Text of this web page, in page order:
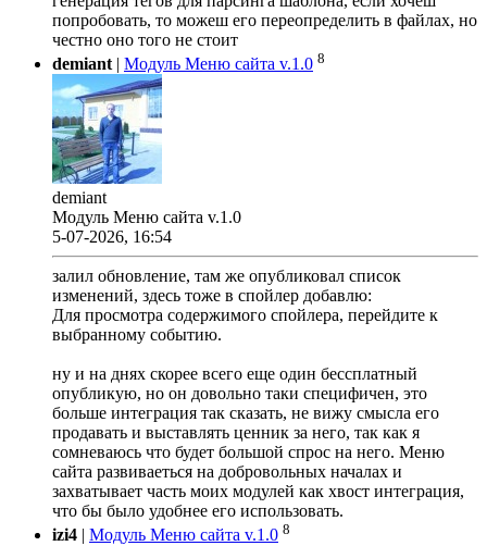
попробовать, то можеш его переопределить в файлах, но
честно оно того не стоит
demiant | Модуль Меню сайта v.1.0 8
demiant
Модуль Меню сайта v.1.0
5-07-2026, 16:54
залил обновление, там же опубликовал список
изменений, здесь тоже в спойлер добавлю:
Для просмотра содержимого спойлера, перейдите к
выбранному событию.
ну и на днях скорее всего еще один бессплатный
опубликую, но он довольно таки специфичен, это
больше интеграция так сказать, не вижу смысла его
продавать и выставлять ценник за него, так как я
сомневаюсь что будет большой спрос на него. Меню
сайта развиваеться на добровольных началах и
захватывает часть моих модулей как хвост интеграция,
что бы было удобнее его использовать.
izi4 | Модуль Меню сайта v.1.0 8